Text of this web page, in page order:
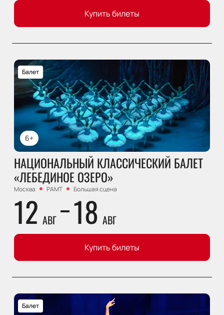
Купить билеты
6+
Балет
НАЦИОНАЛЬНЫЙ КЛАССИЧЕСКИЙ БАЛЕТ
«ЛЕБЕДИНОЕ ОЗЕРО»
Москва РАМТ Большая сцена
12 АВГ 18 АВГ
Купить билеты
Балет